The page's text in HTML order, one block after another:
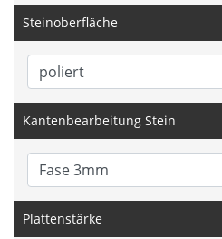
Steinoberfläche
Kantenbearbeitung Stein
Plattenstärke